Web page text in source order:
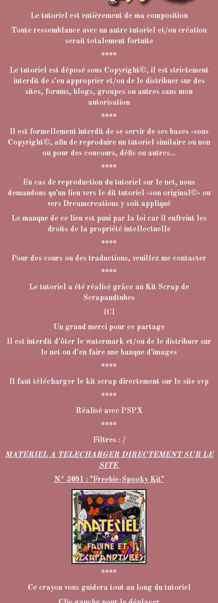
Le tutoriel est entièrement de ma composition
Toute ressemblance avec un autre tutoriel et/ou création
serait totalement fortuite
****
Le tutoriel est déposé sous Copyright©, il est strictement
interdit de s'en approprier et/ou de le distribuer sur des
sites, forums, blogs, groupes ou autres sans mon
autorisation
****
Il est formellement interdit de se servir de ses bases -sous
Copyright©, afin de reproduire un tutoriel similaire ou non
ou pour des concours, défis ou autres...
****
En cas de reproduction du tutoriel sur le net, nous
demandons qu'un lien vers le dit tutoriel -son original©- ou
vers Dreamcreations y soit appliqué
Le manque de ce lien est puni par la loi car il enfreint les
droits de la propriété intellectuelle
****
Pour des cours ou des traductions, veuillez me contacter
****
Le tutoriel a été réalisé grâce au Kit Scrap de
Scrapandtubes
ICI
Un grand merci pour ce partage
Il est interdit d'ôter le watermark et/ou de le distribuer sur
le net ou d'en faire une banque d'images
****
Il faut télécharger le kit scrap directement sur le site svp
****
Réalisé avec PSPX
****
Filtres : /
MATERIEL A TELECHARGER DIRECTEMENT SUR LE
SITE
N° 3091 : "Freebie-Spooky Kit"
****
Ce crayon vous guidera tout au long du tutoriel